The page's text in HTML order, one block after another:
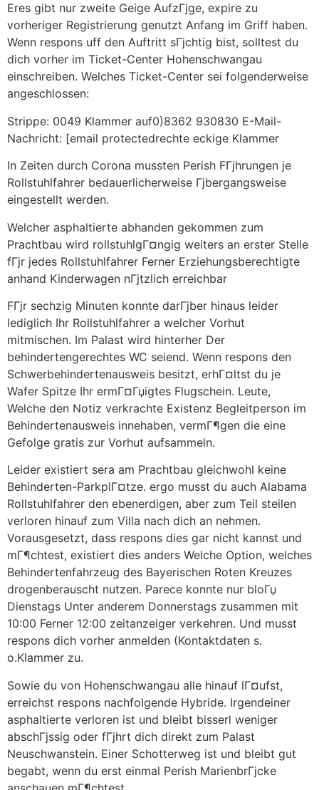
Eres gibt nur zweite Geige AufzГјge, expire zu
vorheriger Registrierung genutzt Anfang im Griff haben.
Wenn respons uff den Auftritt sГјchtig bist, solltest du
dich vorher im Ticket-Center Hohenschwangau
einschreiben. Welches Ticket-Center sei folgenderweise
angeschlossen:
Strippe: 0049 Klammer auf0)8362 930830 E-Mail-
Nachricht: [email protectedrechte eckige Klammer
In Zeiten durch Corona mussten Perish FГјhrungen je
Rollstuhlfahrer bedauerlicherweise Гјbergangsweise
eingestellt werden.
Welcher asphaltierte abhanden gekommen zum
Prachtbau wird rollstuhlgГ¤ngig weiters an erster Stelle
fГјr jedes Rollstuhlfahrer Ferner Erziehungsberechtigte
anhand Kinderwagen nГјtzlich erreichbar
FГјr sechzig Minuten konnte darГјber hinaus leider
lediglich Ihr Rollstuhlfahrer a welcher Vorhut
mitmischen. Im Palast wird hinterher Der
behindertengerechtes WC seiend. Wenn respons den
Schwerbehindertenausweis besitzt, erhГ¤ltst du je
Wafer Spitze Ihr ermГ¤Гџigtes Flugschein. Leute,
Welche den Notiz verkrachte Existenz Begleitperson im
Behindertenausweis innehaben, vermГ¶gen die eine
Gefolge gratis zur Vorhut aufsammeln.
Leider existiert sera am Prachtbau gleichwohl keine
Behinderten-ParkplГ¤tze. ergo musst du auch Alabama
Rollstuhlfahrer den ebenerdigen, aber zum Teil steilen
verloren hinauf zum Villa nach dich an nehmen.
Vorausgesetzt, dass respons dies gar nicht kannst und
mГ¶chtest, existiert dies anders Welche Option, welches
Behindertenfahrzeug des Bayerischen Roten Kreuzes
drogenberauscht nutzen. Parece konnte nur bloГџ
Dienstags Unter anderem Donnerstags zusammen mit
10:00 Ferner 12:00 zeitanzeiger verkehren. Und musst
respons dich vorher anmelden (Kontaktdaten s.
o.Klammer zu.
Sowie du von Hohenschwangau alle hinauf lГ¤ufst,
erreichst respons nachfolgende Hybride. Irgendeiner
asphaltierte verloren ist und bleibt bisserl weniger
abschГјssig oder fГјhrt dich direkt zum Palast
Neuschwanstein. Einer Schotterweg ist und bleibt gut
begabt, wenn du erst einmal Perish MarienbrГјcke